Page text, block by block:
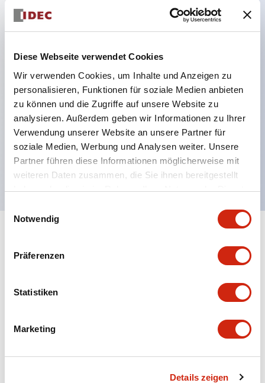
Diese Webseite verwendet Cookies
Wir verwenden Cookies, um Inhalte und Anzeigen zu
personalisieren, Funktionen für soziale Medien anbieten
zu können und die Zugriffe auf unsere Website zu
analysieren. Außerdem geben wir Informationen zu Ihrer
Verwendung unserer Website an unsere Partner für
soziale Medien, Werbung und Analysen weiter. Unsere
Partner führen diese Informationen möglicherweise mit
weiteren Daten zusammen, die Sie ihnen bereitgestellt
haben oder die sie im Rahmen Ihrer Nutzung der Dienste
Notwendig
Präferenzen
Statistiken
Marketing
Details zeigen
von der Konsumelektronik bis zum FA-Bereich
LED-Beleuchtungseinheit mit integriertem
LED-Lampenkörper
Schutzarten IP40 und IP65 vollständig verfügbar
(IEC 60529)
UL- und CSA-zertifiziert. Entspricht EN (Europa)
Normen. CCC-zertifiziert (außer Anzeigeleuchten).
Mit speziellem Zubehör leicht auf Φ22 Flash-
Silhouette umstellbar
Electrical Specifications (rated illuminated